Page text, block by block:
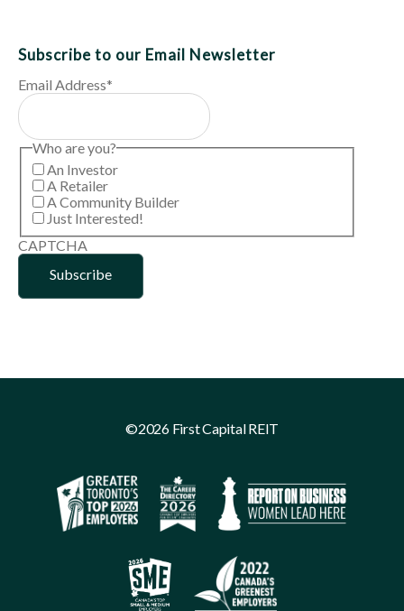
Subscribe to our Email Newsletter
Email Address*
Who are you?
An Investor
A Retailer
A Community Builder
Just Interested!
CAPTCHA
©2026 First Capital REIT